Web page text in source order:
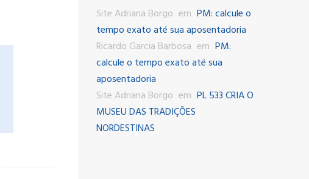
Site Adriana Borgo em PM: calcule o
tempo exato até sua aposentadoria
Ricardo Garcia Barbosa em PM:
calcule o tempo exato até sua
aposentadoria
Site Adriana Borgo em PL 533 CRIA O
MUSEU DAS TRADIÇÕES
NORDESTINAS